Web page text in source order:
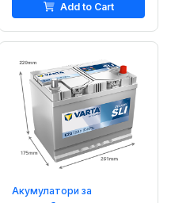
Add to Cart
Акумулатори за